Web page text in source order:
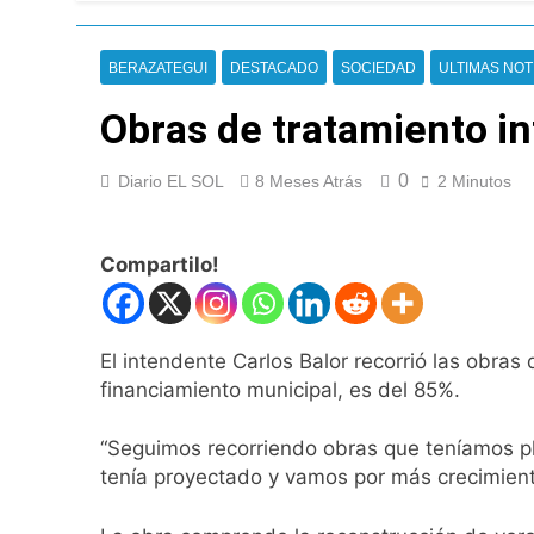
19 Horas Atrás
Figuras de la
Nueva jornada
de los 450 puntos
22 Horas Atrás
1 Día Atrás
El frío polar se
1 Día Atrás
Día de San
El Senado
1 Día Atrás
BERAZATEGUI DESTACADO SOCIEDAD ULTIMAS
Obras de tratamiento
Diario EL SOL 8 Meses Atrás 0 2 Minutos
Compartilo!
El intendente Carlos Balor recorrió las
financiamiento municipal, es del 85%.
“Seguimos recorriendo obras que teníamos
tenía proyectado y vamos por más